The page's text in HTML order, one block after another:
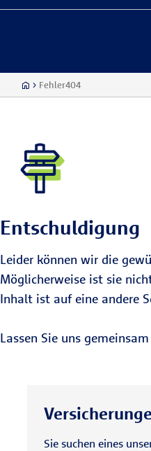
Fehler404
Entschuldigung
Leider können wir die
Möglicherweise ist sie
Inhalt ist auf eine andere
Lassen Sie uns gemeinsam
Sie suchen eines